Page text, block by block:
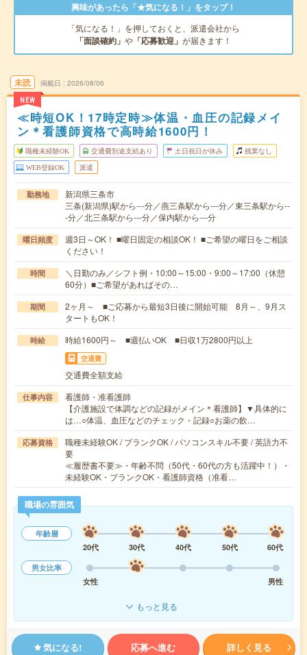
興味があったら「★気になる！」をタップ！
「気になる！」を押しておくと、派遣会社から
「面談確約」 や 「応募歓迎」 が届きます！
未読
NEW
掲載日 2026/08/06
≪時短OK！17時定時≫体温・血圧の記録メイ
ン＊看護師資格で高時給1600円！
職種未経験OK 交通費別途支給あり 土日祝日が休み 残業なし
WEB登録OK 派遣
勤務地
新潟県三条市
三条(新潟県)駅から---分／燕三条駅から---分／東三条駅から--
-分／北三条駅から---分／保内駅から---分
曜日頻度
週3日～OK！ ■曜日固定の相談OK！ ■ご希望の曜日をご相談
ください！
時間
＼日勤のみ／シフト例・10:00～15:00・9:00～17:00（休憩
60分）■ご希望があればその…
期間
2ヶ月～ ■ご応募から最短3日後に開始可能 8月～、9月ス
タートもOK！
時給 時給1600円～ ■週払いOK ■日収1万2800円以上
交通費
交通費全額支給
仕事内容
看護師・准看護師
【介護施設で体調などの記録がメイン＊看護師】▼具体的に
は…○体温、血圧などのチェック・記録○お薬の飲…
応募資格
職種未経験OK / ブランクOK / パソコンスキル不要 / 英語力不
要
≪履歴書不要≫・年齢不問（50代・60代の方も活躍中！）・
未経験OK・ブランクOK・看護師資格（准看…
職場の雰囲気
年齢層
20代
30代 40代 50代
60代
男女比率
女性
男性
もっと見る
気になる! 応募へ進む 詳しく見る